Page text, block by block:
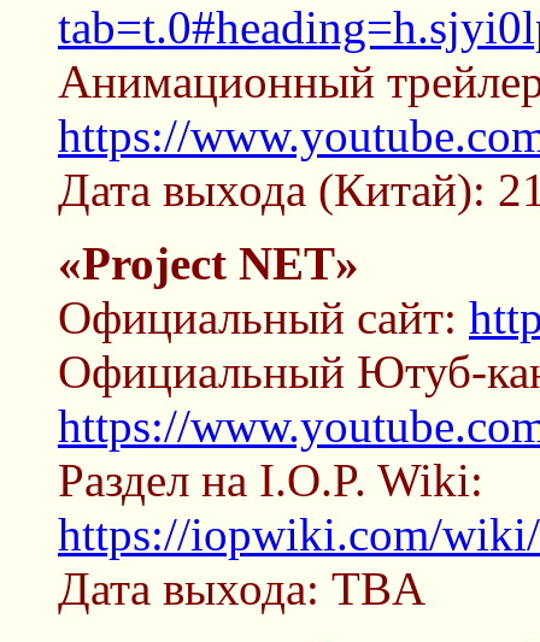
Анимационный
https://
Дата выхода (Китай):
«Project NET»
Официальный сайт:
Официальный Ютуб-
https://
Раздел на I.O.P. Wiki:
https://iopwiki.com/
Дата выхода: TBA